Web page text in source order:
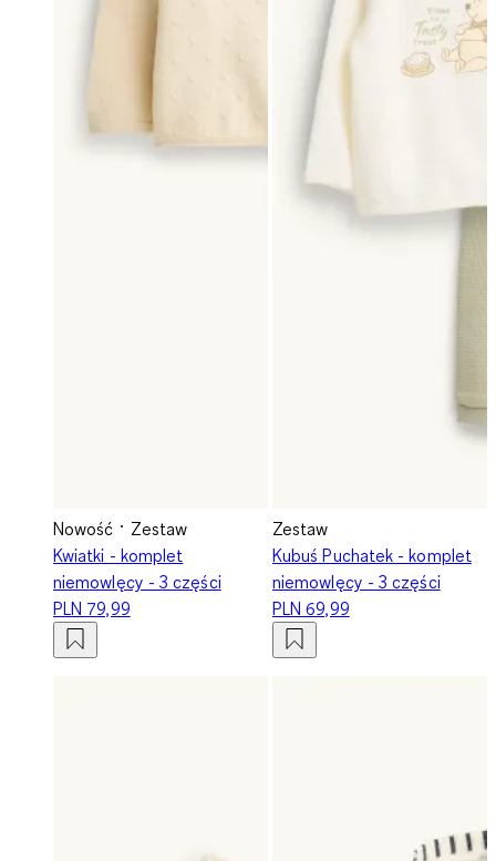
Nowość
Zestaw
Kwiatki - komplet
niemowlęcy - 3 części
PLN 79,99
Zestaw
Kubuś Puchatek - komplet
niemowlęcy - 3 części
PLN 69,99